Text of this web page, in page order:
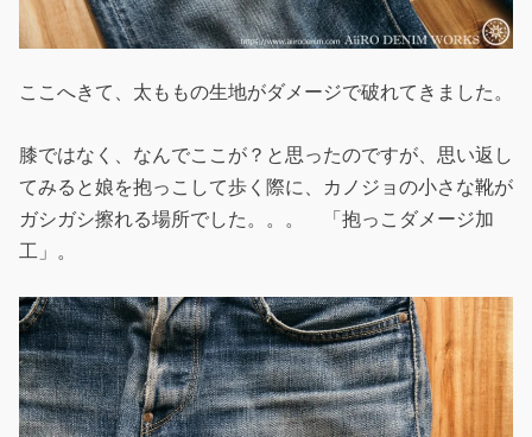
ここへきて、太ももの生地がダメージで破れてきました。
膝ではなく、なんでここが？と思ったのですが、思い返し
てみると娘を抱っこして歩く際に、カノジョの小さな靴が
ガシガシ擦れる場所でした。。。 「抱っこダメージ加
工」。